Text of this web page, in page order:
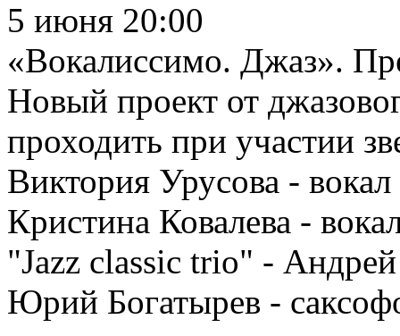
5 июня 20:00
«Вокалиссимо. Джаз».
Новый проект от
проходить при участии
Виктория Урусова - вокал
Кристина Ковалева -
"Jazz classic trio" -
Юрий Богатырев -